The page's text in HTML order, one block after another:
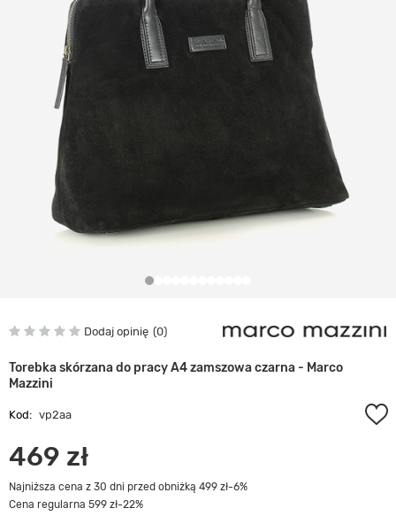
Dodaj opinię 0
Torebka skórzana do pracy A4 zamszowa czarna - Marco
Mazzini
Kod: vp2aa
469 zł
Najniższa cena z 30 dni przed obniżką 499 zł-6%
Cena regularna 599 zł-22%